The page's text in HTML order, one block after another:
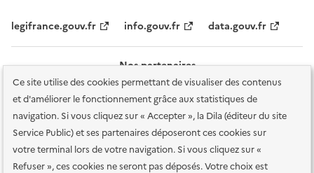
Ce site utilise des cookies permettant de visualiser des contenus
et d'améliorer le fonctionnement grâce aux statistiques de
navigation. Si vous cliquez sur « Accepter », la Dila (éditeur du site
Service Public) et ses partenaires déposeront ces cookies sur
votre terminal lors de votre navigation. Si vous cliquez sur «
Refuser », ces cookies ne seront pas déposés. Votre choix est
legifrance.gouv.fr info.gouv.fr data.gouv.fr
Nos partenaires
Plan du site Accessibilité : totalement conforme Accessibilité des